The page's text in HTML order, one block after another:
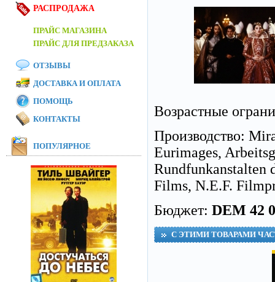
Возрастные
Производство:
Eurimages,
Rundfunkanstalten
Films, N.E.F.
Бюджет: DEM 42
С ЭТИМИ ТОВАРАМИ
РАСПРОДАЖА
ПРАЙС МАГАЗИНА
ПРАЙС ДЛЯ ПРЕДЗАКАЗА
ОТЗЫВЫ
ДОСТАВКА И ОПЛАТА
ПОМОЩЬ
КОНТАКТЫ
ПОПУЛЯРНОЕ